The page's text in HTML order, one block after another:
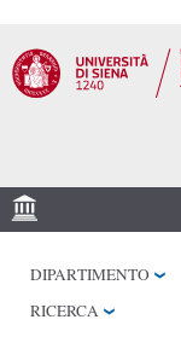
CENTRI DI
DIPARTIMENTO
RICERCA